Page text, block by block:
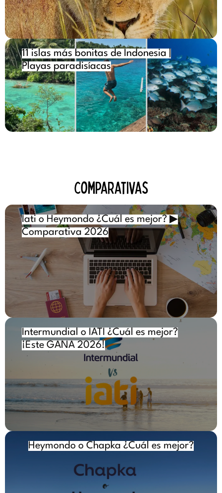
11 islas más bonitas de Indonesia |
Playas paradisíacas
comparativas
Iati o Heymondo ¿Cuál es mejor? ▶
Comparativa 2026
Intermundial o IATI ¿Cuál es mejor?
¡Este GANA 2026!
Heymondo o Chapka ¿Cuál es mejor?